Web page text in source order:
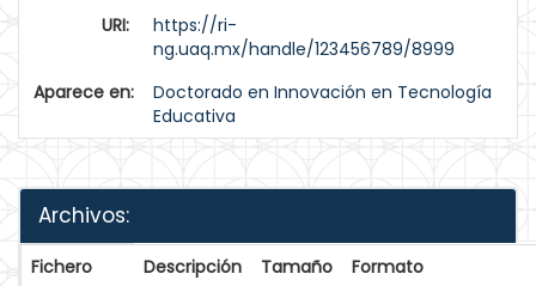
URI:
https://ri-
ng.uaq.mx/handle/123456789/8999
Aparece en:
Doctorado en Innovación en Tecnología
Educativa
Archivos:
Fichero Descripción Tamaño
Formato